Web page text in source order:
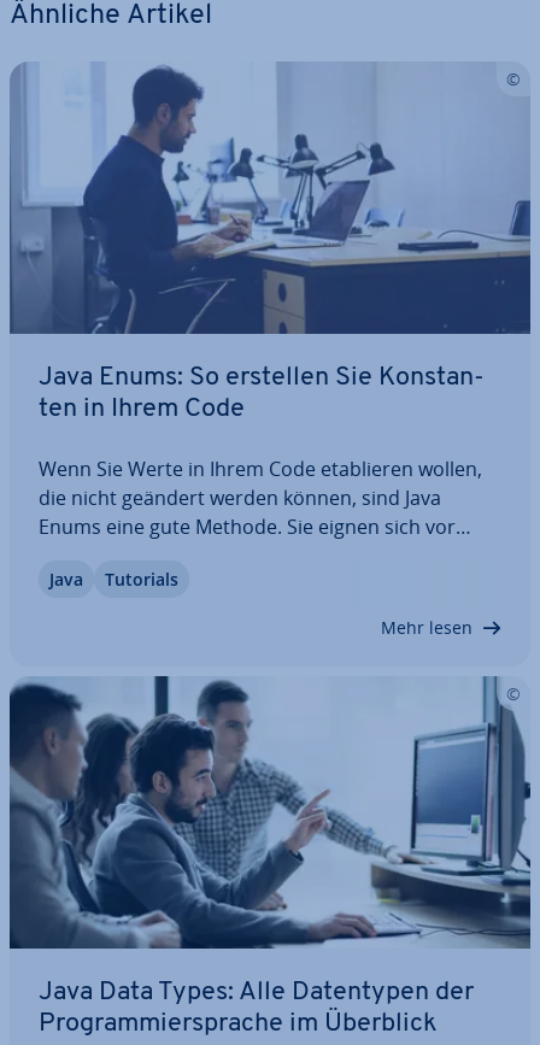
Ähnliche Artikel
Java Enums: So erstellen Sie Kon­stan­
ten in Ihrem Code
Wenn Sie Werte in Ihrem Code eta­blie­ren wollen,
die nicht geändert werden können, sind Java
Enums eine gute Methode. Sie eignen sich vor
möglichen Zuständen haben sollen. Das betrifft
Java Tutorials
Mehr lesen
Java Data Types: Alle Da­ten­ty­pen der
Pro­gram­mier­spra­che im Überblick